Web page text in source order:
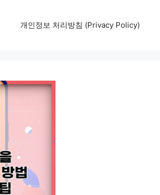
개인정보 처리방침 (Privacy Policy)